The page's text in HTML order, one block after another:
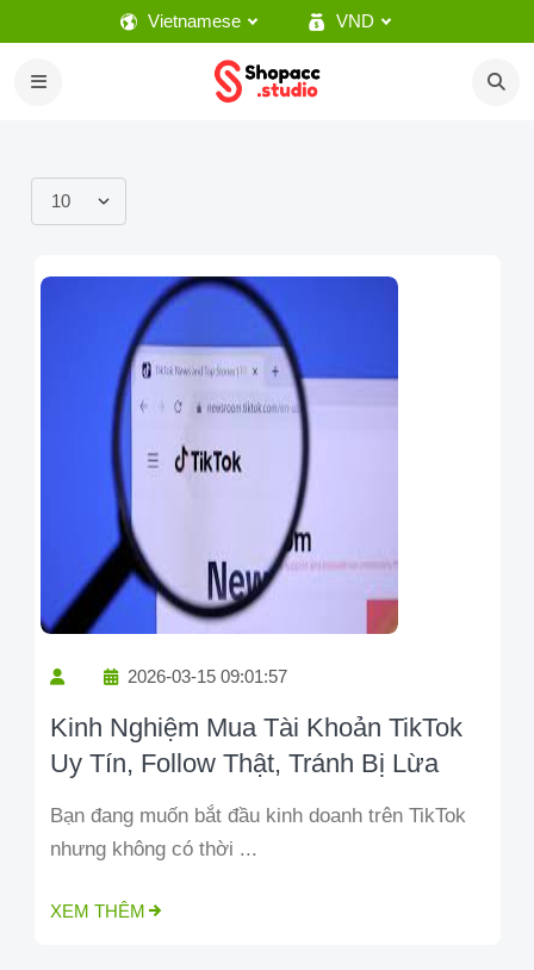
Vietnamese VND
2026-03-15 09:01:57
Kinh Nghiệm Mua Tài Khoản TikTok
Uy Tín, Follow Thật, Tránh Bị Lừa
Bạn đang muốn bắt đầu kinh doanh trên TikTok
nhưng không có thời ...
XEM THÊM